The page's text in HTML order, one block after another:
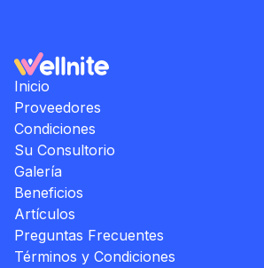
Inicio
Proveedores
Condiciones
Su Consultorio
Galería
Beneficios
Artículos
Preguntas Frecuentes
Términos y Condiciones